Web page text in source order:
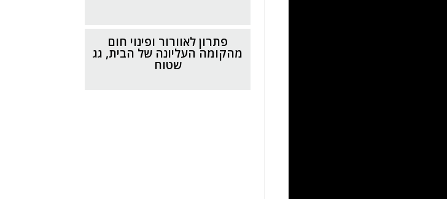
פתרון לאוורור ופינוי חום
מהקומה העליונה של הבית, גג
שטוח